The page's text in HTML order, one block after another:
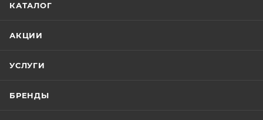
КАТАЛОГ
АКЦИИ
УСЛУГИ
БРЕНДЫ